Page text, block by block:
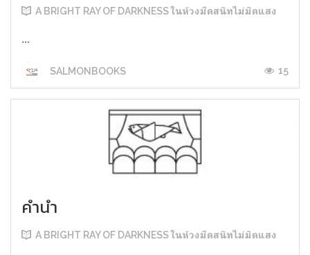
A BRIGHT RAY OF DARKNESS ในห้วงมืดสนิทไม่มิดแสง
...
SALMONBOOKS 15
คำนำ
A BRIGHT RAY OF DARKNESS ในห้วงมืดสนิทไม่มิดแสง